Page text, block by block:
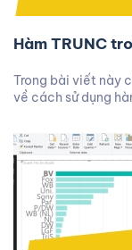
Hàm TRUNC
Trong bài viết này
về cách sử dụng